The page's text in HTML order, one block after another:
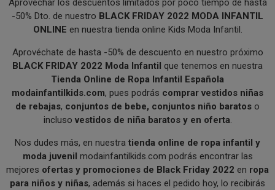
Aprovechar los descuentos limitados por poco tiempo de hasta
-50% Dto. de nuestro BLACK FRIDAY 2022 MODA INFANTIL
ONLINE en nuestra tienda online Kids Moda Infantil.
Aprovéchate de hasta -50% de descuento en nuestro próximo
BLACK FRIDAY 2022 Moda Infantil que tenemos en nuestra
Tienda Online de Ropa Infantil Española
modainfantilkids.com, pues podrás comprar vestidos niñas
de rebajas, conjuntos de bebe, conjuntos niño baratos o
incluso vestidos de niña baratos y en oferta.
Nos dudes más, en nuestra tienda online de ropa infantil y
moda juvenil modainfantilkids.com podrás encontrar las
mejores ofertas y promociones de Black Friday 2022 en ropa
para niños y niñas, además si haces el pedido hoy, lo recibirás